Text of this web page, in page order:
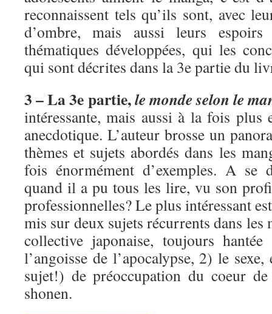
reconnaissent tels qu’ils sont, avec
d’ombre, mais aussi leurs
thématiques développées, qui les
qui sont décrites dans la 3e partie du
3 – La 3e partie,le monde selon le
intéressante, mais aussi à la fois plus
anecdotique. L’auteur brosse un
thèmes et sujets abordés dans les
fois énormément d’exemples. A se
quand il a pu tous les lire, vu son
professionnelles? Le plus intéressant
mis sur deux sujets récurrents dans les
collective japonaise, toujours
l’angoisse de l’apocalypse, 2) le
sujet!) de préoccupation du coeur
shonen.